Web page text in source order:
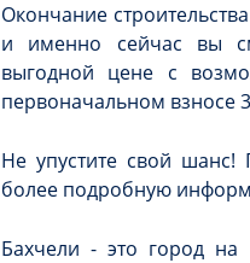
Окончание
и именно сейчас вы
выгодной цене с
первоначальном взносе
Не упустите свой
более подробную
Бахчели - это город